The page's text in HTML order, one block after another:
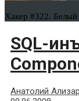
Хакер #322. Белый
SQL-
Анатолий Ализар